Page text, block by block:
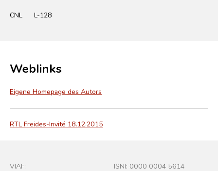
CNL L-128
Weblinks
Eigene Homepage des Autors
RTL Freides-Invité 18.12.2015
VIAF:
ISNI: 0000 0004 5614